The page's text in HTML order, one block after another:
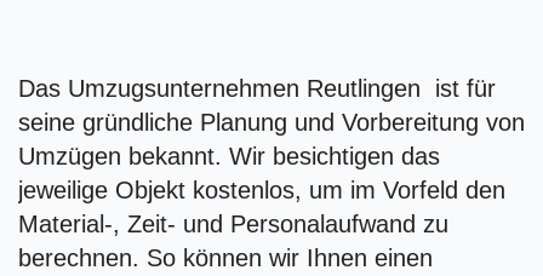
Das Umzugsunternehmen Reutlingen ist für
seine gründliche Planung und Vorbereitung von
Umzügen bekannt. Wir besichtigen das
jeweilige Objekt kostenlos, um im Vorfeld den
Material-, Zeit- und Personalaufwand zu
berechnen. So können wir Ihnen einen